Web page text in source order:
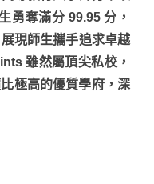
勇奪滿分 99.95 分，
現師生攜手追求卓越
雖然屬頂尖私校，
極高的優質學府，深